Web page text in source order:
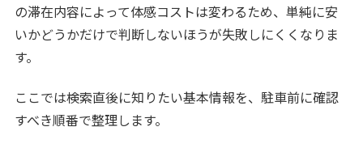
の滞在内容によって体感コストは変わるため、単純に安
いかどうかだけで判断しないほうが失敗しにくくなりま
す。
ここでは検索直後に知りたい基本情報を、駐車前に確認
すべき順番で整理します。